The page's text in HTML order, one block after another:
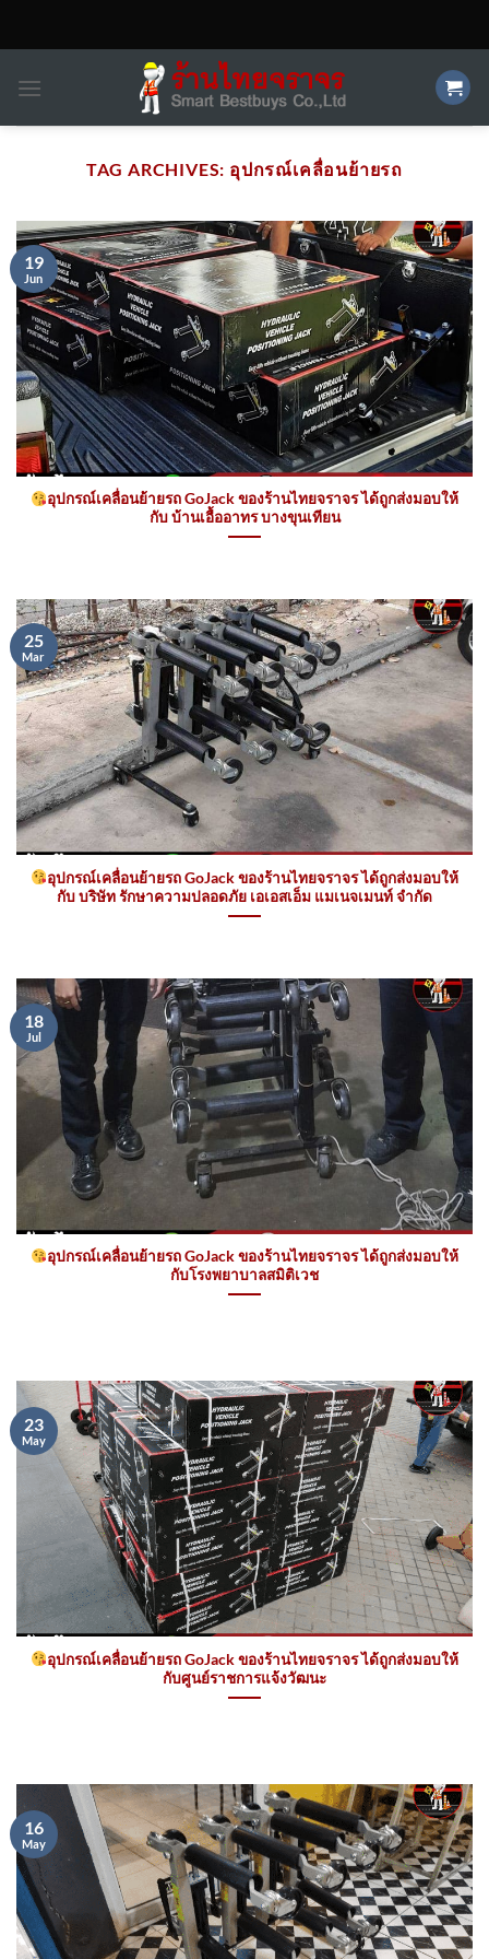
TAG ARCHIVES: อุปกรณ์เคลื่อนย้ายรถ
อุปกรณ์เคลื่อนย้ายรถ GoJack ของร้านไทยจราจร ได้ถูกส่งมอบให้
กับ บ้านเอื้ออาทร บางขุนเทียน
19
Jun
อุปกรณ์เคลื่อนย้ายรถ GoJack ของร้านไทยจราจร ได้ถูกส่งมอบให้
กับ บริษัท รักษาความปลอดภัย เอเอสเอ็ม แมเนจเมนท์ จำกัด
25
Mar
อุปกรณ์เคลื่อนย้ายรถ GoJack ของร้านไทยจราจร ได้ถูกส่งมอบให้
กับโรงพยาบาลสมิติเวช
18
Jul
อุปกรณ์เคลื่อนย้ายรถ GoJack ของร้านไทยจราจร ได้ถูกส่งมอบให้
กับศูนย์ราชการแจ้งวัฒนะ
23
May
16
May